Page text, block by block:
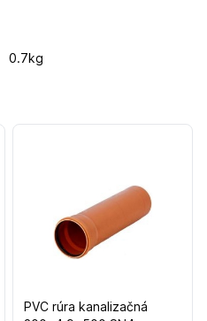
0.7kg
PVC rúra kanalizačná